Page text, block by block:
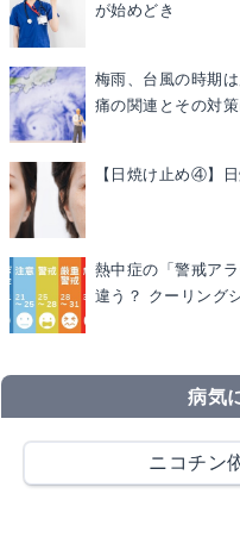
が始めどき
梅雨、台風の時期
痛の関連とその対
【日焼け止め④】
熱中症の「警戒ア
違う？ クーリング
病気
ニコチン